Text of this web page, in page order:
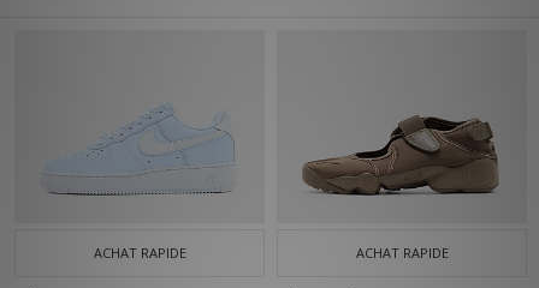
ACHAT RAPIDE ACHAT RAPIDE